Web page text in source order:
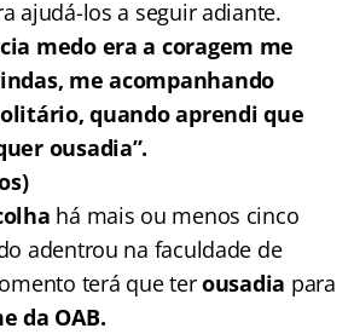
ajudá-los a seguir adiante.
medo era a coragem me
me acompanhando
quando aprendi que
ousadia”.
há mais ou menos cinco
adentrou na faculdade de
terá que terousadia para
da OAB.